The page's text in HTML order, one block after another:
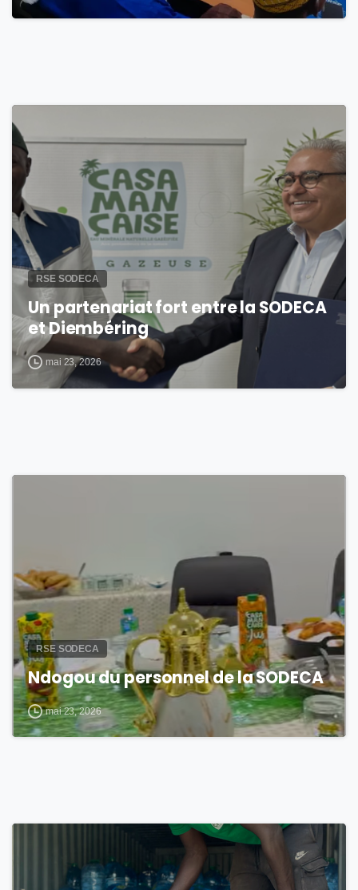
0
RSE SODECA
Un partenariat fort entre la SODECA
et Diembéring
mai 23, 2026
RSE SODECA
Ndogou du personnel de la SODECA
mai 23, 2026